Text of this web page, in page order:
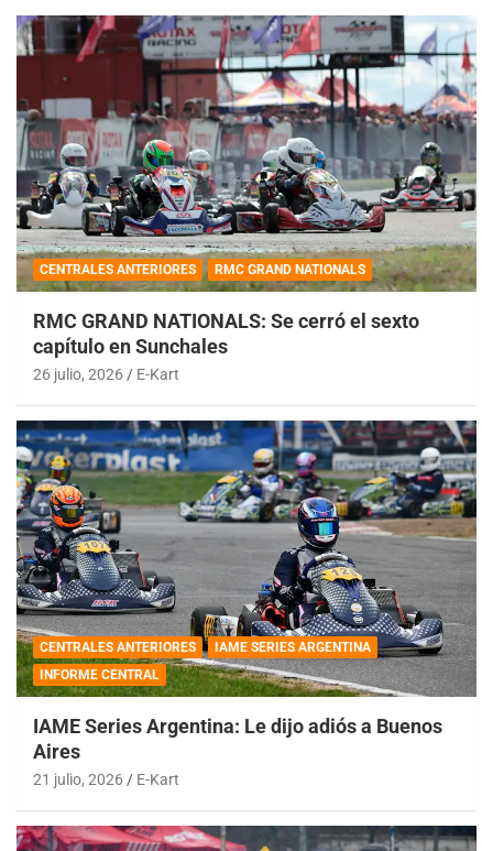
CENTRALES ANTERIORES RMC GRAND NATIONALS
RMC GRAND NATIONALS: Se cerró el sexto
capítulo en Sunchales
26 julio, 2026 E-Kart
CENTRALES ANTERIORES
IAME SERIES ARGENTINA
INFORME CENTRAL
IAME Series Argentina: Le dijo adiós a Buenos
Aires
21 julio, 2026 E-Kart